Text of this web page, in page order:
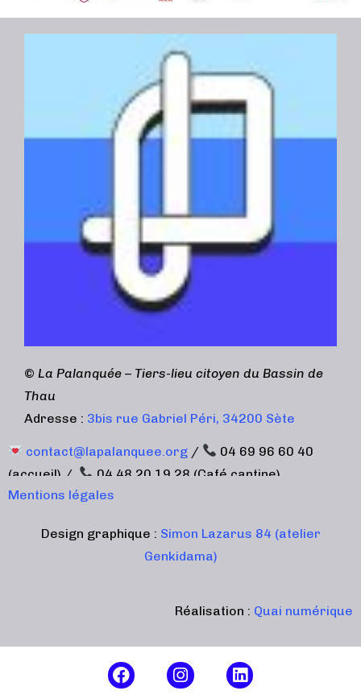
© La Palanquée – Tiers-lieu citoyen du Bassin de
Thau
Adresse : 3bis rue Gabriel Péri, 34200 Sète
contact@lapalanquee.org /
04 69 96 60 40
(accueil) /
04 48 20 19 28 (Café cantine)
Mentions légales
Design graphique : Simon Lazarus 84 (atelier
Genkidama)
Réalisation : Quai numérique